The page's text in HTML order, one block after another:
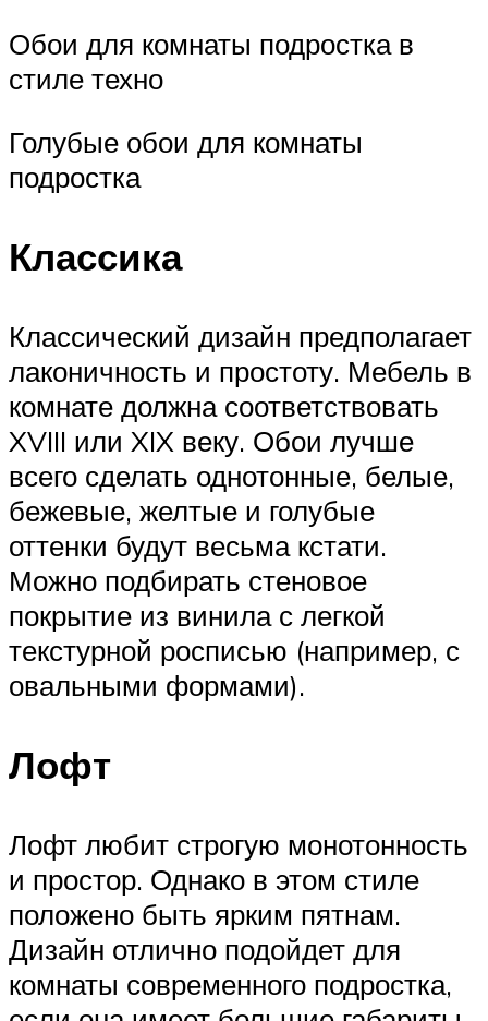
Обои для комнаты подростка в
стиле техно
Голубые обои для комнаты
подростка
Классика
Классический дизайн предполагает
лаконичность и простоту. Мебель в
комнате должна соответствовать
XVIII или XIX веку. Обои лучше
всего сделать однотонные, белые,
бежевые, желтые и голубые
оттенки будут весьма кстати.
Можно подбирать стеновое
покрытие из винила с легкой
текстурной росписью (например, с
овальными формами).
Лофт
Лофт любит строгую монотонность
и простор. Однако в этом стиле
положено быть ярким пятнам.
Дизайн отлично подойдет для
комнаты современного подростка,